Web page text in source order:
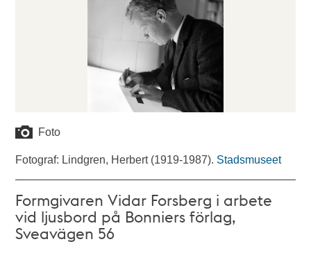
Foto
Fotograf: Lindgren, Herbert (1919-1987). Stadsmuseet
Formgivaren Vidar Forsberg i arbete
vid ljusbord på Bonniers förlag,
Sveavägen 56